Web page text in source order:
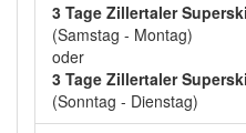
3 Tage Zillertaler
(Samstag - Montag)
oder
3 Tage Zillertaler
(Sonntag - Dienstag)